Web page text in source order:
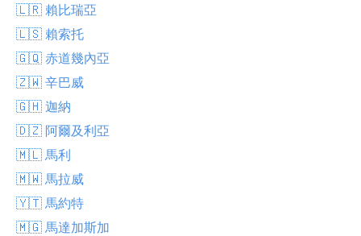
🇱🇷 賴比瑞亞
🇱🇸 賴索托
🇬🇶 赤道幾內亞
🇿🇼 辛巴威
🇬🇭 迦納
🇩🇿 阿爾及利亞
🇲🇱 馬利
🇲🇼 馬拉威
🇾🇹 馬約特
🇲🇬 馬達加斯加